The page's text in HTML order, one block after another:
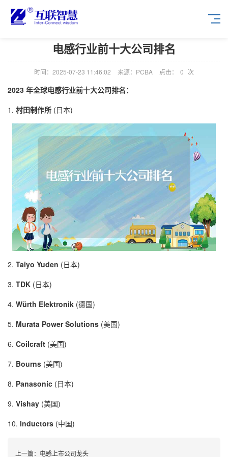
电感行业前十大公司排名
时间：2025-07-23 11:46:02 来源：PCBA 点击： 0 次
2023 年全球电感行业前十大公司排名：
1. 村田制作所 (日本)
2. Taiyo Yuden (日本)
3. TDK (日本)
4. Würth Elektronik (德国)
5. Murata Power Solutions (美国)
6. Coilcraft (美国)
7. Bourns (美国)
8. Panasonic (日本)
9. Vishay (美国)
10. Inductors (中国)
上一篇： 电感上市公司龙头